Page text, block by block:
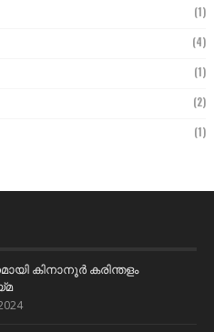
(1)
(4)
(1)
(2)
(1)
കിനാനൂർ കരിന്തളം